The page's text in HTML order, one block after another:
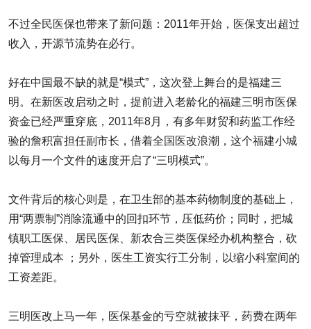
不过全民医保也带来了新问题：2011年开始，医保支出超过
收入，开源节流势在必行。
好在中国最不缺的就是“模式”，这次登上舞台的是福建三
明。在新医改启动之时，提前进入老龄化的福建三明市医保
资金已经严重穿底，2011年8月，有多年财贸和药监工作经
验的詹积富担任副市长，借着全国医改浪潮，这个福建小城
以每月一个文件的速度开启了“三明模式”。
文件背后的核心则是，在卫生部的基本药物制度的基础上，
用“两票制”消除流通中的回扣环节，压低药价；同时，把城
镇职工医保、居民医保、新农合三类医保经办机构整合，砍
掉管理成本 ；另外，医生工资实行工分制，以缩小科室间的
工资差距。
三明医改上马一年，医保基金的亏空就被抹平，药费在两年